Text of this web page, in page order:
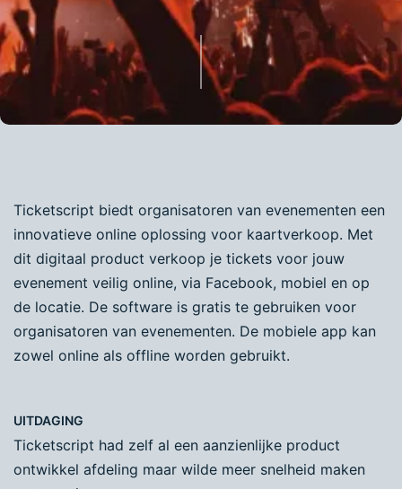
Ticketscript biedt organisatoren van evenementen een
innovatieve online oplossing voor kaartverkoop. Met
dit digitaal product verkoop je tickets voor jouw
evenement veilig online, via Facebook, mobiel en op
de locatie. De software is gratis te gebruiken voor
organisatoren van evenementen. De mobiele app kan
zowel online als offline worden gebruikt.
UITDAGING
Ticketscript had zelf al een aanzienlijke product
ontwikkel afdeling maar wilde meer snelheid maken